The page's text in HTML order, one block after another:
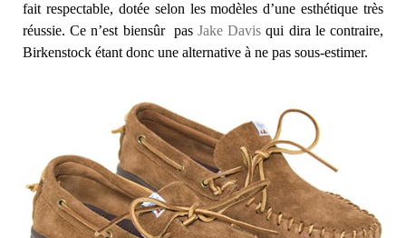
fait respectable, dotée selon les modèles d’une esthétique très
réussie. Ce n’est biensûr pasJake Davis qui dira le contraire,
Birkenstock étant donc une alternative à ne pas sous-estimer.